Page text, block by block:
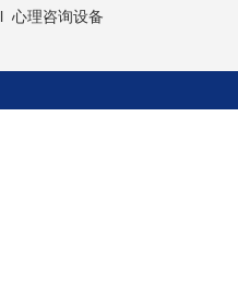
l 心理咨询设备